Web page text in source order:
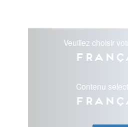
Veuillez choisir
Contenu